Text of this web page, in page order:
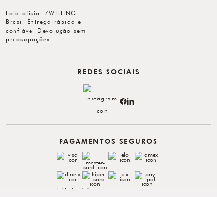
Loja oficial ZWILLING
Brasil Entrega rápida e
confiável Devolução sem
preocupações
PAGAMENTOS SEGUROS
REDES SOCIAIS